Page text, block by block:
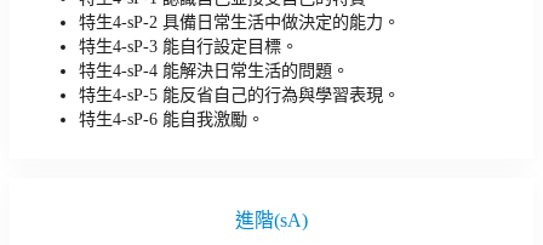
特生4-sP-2 具備日常生活中做決定的能力。
特生4-sP-3 能自行設定目標。
特生4-sP-4 能解決日常生活的問題。
特生4-sP-5 能反省自己的行為與學習表現。
特生4-sP-6 能自我激勵。
進階(sA)